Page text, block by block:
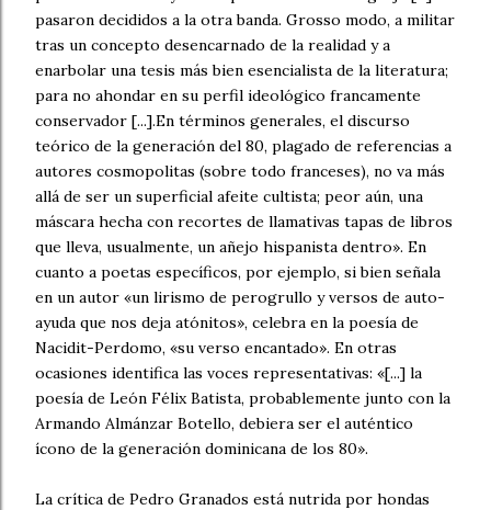
pasaron decididos a la otra banda. Grosso modo, a militar
tras un concepto desencarnado de la realidad y a
enarbolar una tesis más bien esencialista de la literatura;
para no ahondar en su perfil ideológico francamente
conservador [...].En términos generales, el discurso
teórico de la generación del 80, plagado de referencias a
autores cosmopolitas (sobre todo franceses), no va más
allá de ser un superficial afeite cultista; peor aún, una
máscara hecha con recortes de llamativas tapas de libros
que lleva, usualmente, un añejo hispanista dentro». En
cuanto a poetas específicos, por ejemplo, si bien señala
en un autor «un lirismo de perogrullo y versos de auto-
ayuda que nos deja atónitos», celebra en la poesía de
Nacidit-Perdomo, «su verso encantado». En otras
ocasiones identifica las voces representativas: «[...] la
poesía de León Félix Batista, probablemente junto con la
Armando Almánzar Botello, debiera ser el auténtico
ícono de la generación dominicana de los 80».
La crítica de Pedro Granados está nutrida por hondas